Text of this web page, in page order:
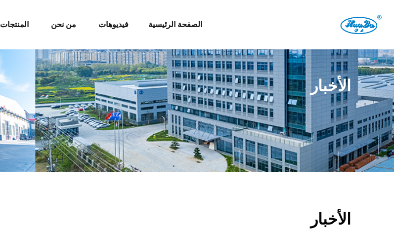
الصفحة الرئيسية فيديوهات من نحن المنتجات
الأخبار
الأخبار